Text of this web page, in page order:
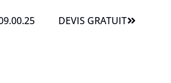
DEVIS GRATUIT